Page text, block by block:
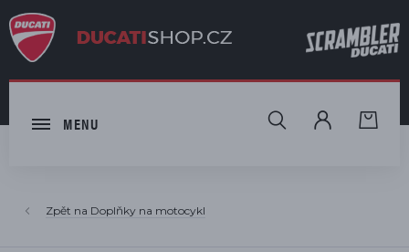
MENU HLEDAT
Doplňky na motocykl